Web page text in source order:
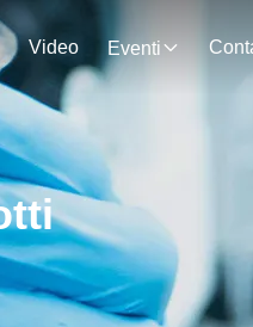
Video Eventi